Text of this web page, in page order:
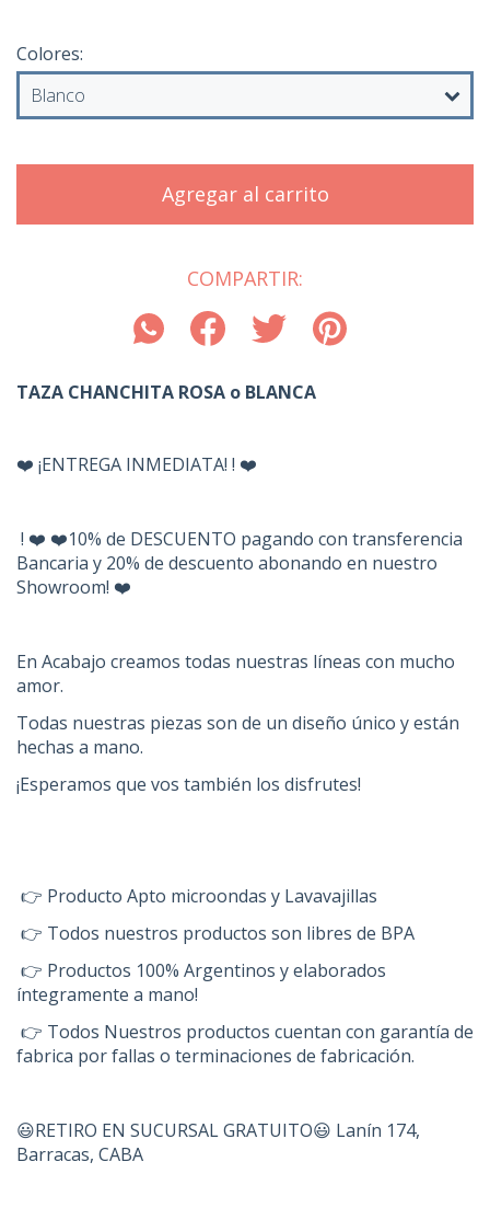
Colores:
COMPARTIR:
TAZA CHANCHITA ROSA o BLANCA
❤️ ¡ENTREGA INMEDIATA! ! ❤️
! ❤️ ❤️10% de DESCUENTO pagando con transferencia
Bancaria y 20% de descuento abonando en nuestro
Showroom! ❤️
En Acabajo creamos todas nuestras líneas con mucho
amor.
Todas nuestras piezas son de un diseño único y están
hechas a mano.
¡Esperamos que vos también los disfrutes!
👉 Producto Apto microondas y Lavavajillas
👉 Todos nuestros productos son libres de BPA
👉 Productos 100% Argentinos y elaborados
íntegramente a mano!
👉 Todos Nuestros productos cuentan con garantía de
fabrica por fallas o terminaciones de fabricación.
😃RETIRO EN SUCURSAL GRATUITO😃 Lanín 174,
Barracas, CABA